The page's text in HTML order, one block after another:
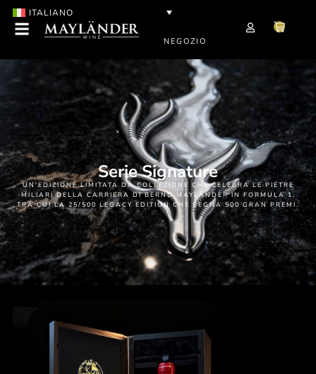
ITALIANO
NEGOZIO
Serie Signature
UN'EDIZIONE LIMITATA DA COLLEZIONE CHE CELEBRA LE PIETRE
MILIARI DELLA CARRIERA DI BERND MAYLÄNDER IN FORMULA 1,
TRA CUI LA 25/500 LEGACY EDITION CHE SEGNA 500 GRAN PREMI.